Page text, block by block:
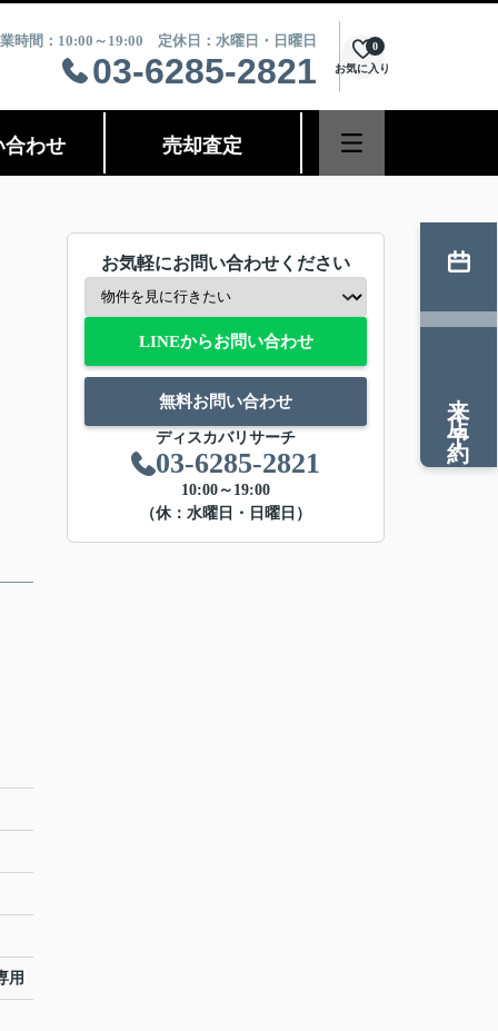
時間：10:00～19:00 定休日：水曜日・日曜日
03-6285-2821 お気に入り
0
合わせ 売却査定
用
お気軽にお問い合わせください
LINEからお問い合わせ
無料お問い合わせ
ディスカバリサーチ
03-6285-2821
10:00～19:00
（休：水曜日・日曜日）
来店予約